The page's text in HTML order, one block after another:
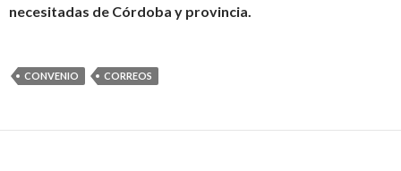
necesitadas de Córdoba y provincia.
CONVENIO CORREOS